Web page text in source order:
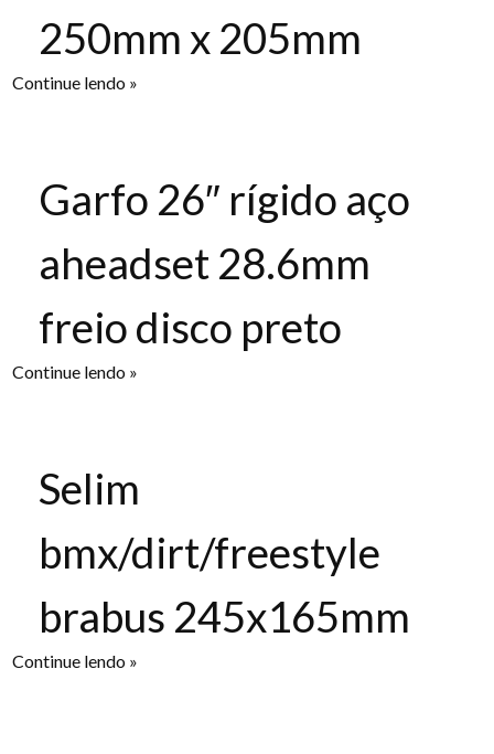
250mm x 205mm
Continue lendo »
Garfo 26″ rígido aço
aheadset 28.6mm
freio disco preto
Continue lendo »
Selim
bmx/dirt/freestyle
brabus 245x165mm
Continue lendo »